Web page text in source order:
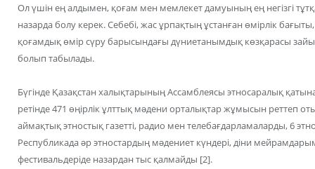
Ол үшін ең алдымен, қоғам мен мемлекет дамуының ең негізгі
назарда болу керек. Себебі, жас ұрпақтың ұстанған өмірлік
қоғамдық өмір сүру барысындағы дүниетанымдық көзқарасы
болып табылады.
Бүгінде Қазақстан халықтарының Ассамблеясы этносаралық
ретінде 471 өңірлік ұлттық мəдени орталықтар жұмысын реттеп
аймақтық этностық газетті, радио мен телебағдарламаларды, 6
Республикада əр этностардың мəдениет күндері, діни
фестивальдеріде назардан тыс қалмайды [2].